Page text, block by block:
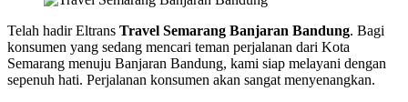
Telah hadir Eltrans Travel Semarang Banjaran Bandung. Bagi
konsumen yang sedang mencari teman perjalanan dari Kota
Semarang menuju Banjaran Bandung, kami siap melayani dengan
sepenuh hati. Perjalanan konsumen akan sangat menyenangkan.